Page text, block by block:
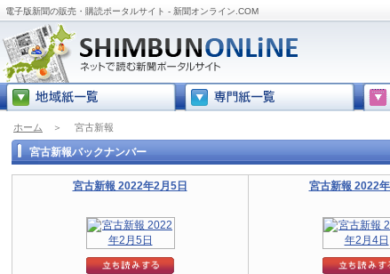
電子版新聞の販売・購読ポータルサイト - 新聞オンライン.COM
ホーム ＞ 宮古新報
宮古新報バックナンバー
宮古新報 2022年2月5日 宮古新報 2022